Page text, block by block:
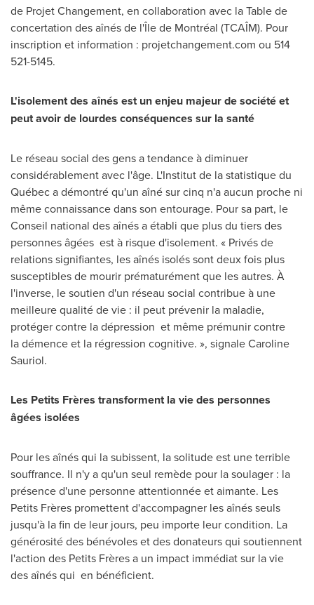
de Projet Changement, en collaboration avec la Table de
concertation des aînés de l'Île de Montréal (TCAÎM). Pour
inscription et information : projetchangement.com ou 514
521-5145.
L'isolement des aînés est un enjeu majeur de société et
peut avoir de lourdes conséquences sur la santé
Le réseau social des gens a tendance à diminuer
considérablement avec l'âge. L'Institut de la statistique du
Québec a démontré qu'un aîné sur cinq n'a aucun proche ni
même connaissance dans son entourage. Pour sa part, le
Conseil national des aînés a établi que plus du tiers des
personnes âgées est à risque d'isolement. « Privés de
relations signifiantes, les aînés isolés sont deux fois plus
susceptibles de mourir prématurément que les autres. À
l'inverse, le soutien d'un réseau social contribue à une
meilleure qualité de vie : il peut prévenir la maladie,
protéger contre la dépression et même prémunir contre
la démence et la régression cognitive. », signaleCaroline
Sauriol.
Les Petits Frères transforment la vie des personnes
âgées isolées
Pour les aînés qui la subissent, la solitude est une terrible
souffrance. Il n'y a qu'un seul remède pour la soulager : la
présence d'une personne attentionnée et aimante. Les
Petits Frères promettent d'accompagner les aînés seuls
jusqu'à la fin de leur jours, peu importe leur condition. La
générosité des bénévoles et des donateurs qui soutiennent
l'action des Petits Frères a un impact immédiat sur la vie
des aînés qui en bénéficient.